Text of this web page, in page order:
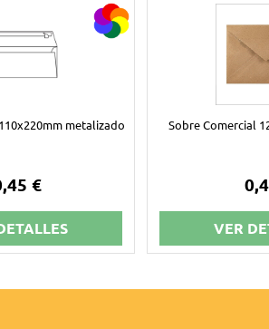
metalizado
€
Sobre Comercial
VER